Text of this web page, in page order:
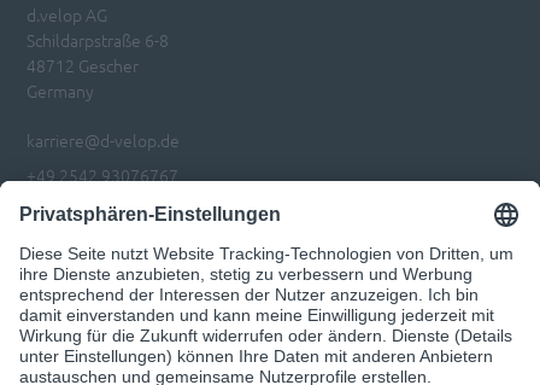
d.velop AG
Schildarpstraße 6-8
48712 Gescher
Germany
karriere@d-velop.de
+49 2542 93076767